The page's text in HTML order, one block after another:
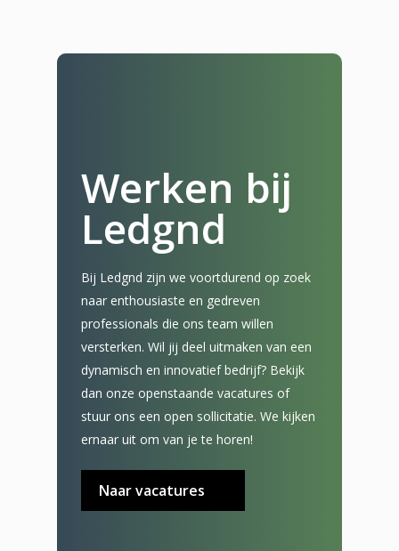
Werken bij
Ledgnd
Bij Ledgnd zijn we voortdurend op zoek
naar enthousiaste en gedreven
professionals die ons team willen
versterken. Wil jij deel uitmaken van een
dynamisch en innovatief bedrijf? Bekijk
dan onze openstaande vacatures of
stuur ons een open sollicitatie. We kijken
ernaar uit om van je te horen!
Naar vacatures